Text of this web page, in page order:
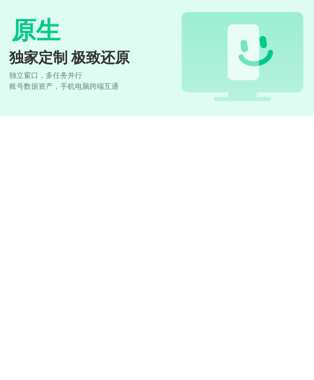
原生
独家定制 极致还原
独立窗口，多任务并行
账号数据资产，手机电脑跨端互通